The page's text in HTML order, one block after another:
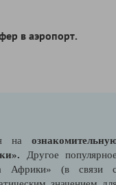
в аэропорт.
на
Другое
Африки» (в связи